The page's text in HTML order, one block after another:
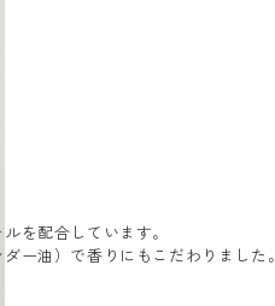
を配合しています。
ー油）で香りにもこだわりました。